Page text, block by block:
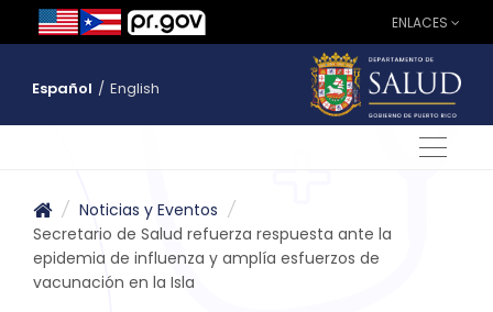
ENLACES
Español / English
/ Noticias y Eventos /
Secretario de Salud refuerza respuesta ante la
epidemia de influenza y amplía esfuerzos de
vacunación en la Isla